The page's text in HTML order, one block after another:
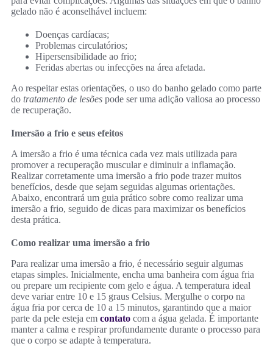
gelado não é aconselhável incluem:
Doenças cardíacas;
Problemas circulatórios;
Hipersensibilidade ao frio;
Feridas abertas ou infecções na área afetada.
Ao respeitar estas orientações, o uso do banho gelado como parte
do tratamento de lesões pode ser uma adição valiosa ao processo
de recuperação.
Imersão a frio e seus efeitos
A imersão a frio é uma técnica cada vez mais utilizada para
promover a recuperação muscular e diminuir a inflamação.
Realizar corretamente uma imersão a frio pode trazer muitos
benefícios, desde que sejam seguidas algumas orientações.
Abaixo, encontrará um guia prático sobre como realizar uma
imersão a frio, seguido de dicas para maximizar os benefícios
desta prática.
Como realizar uma imersão a frio
Para realizar uma imersão a frio, é necessário seguir algumas
etapas simples. Inicialmente, encha uma banheira com água fria
ou prepare um recipiente com gelo e água. A temperatura ideal
deve variar entre 10 e 15 graus Celsius. Mergulhe o corpo na
água fria por cerca de 10 a 15 minutos, garantindo que a maior
parte da pele esteja em contato com a água gelada. É importante
manter a calma e respirar profundamente durante o processo para
que o corpo se adapte à temperatura.